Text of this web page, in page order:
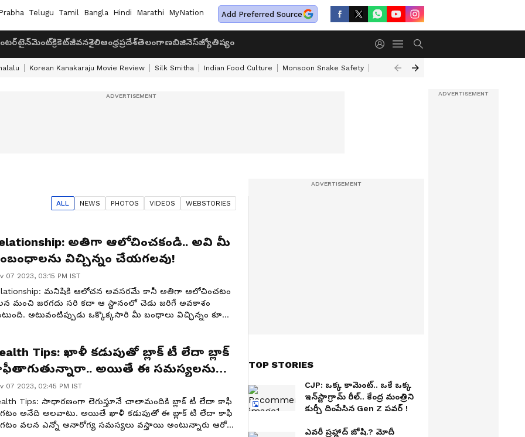
Telugu Tamil Bangla Hindi Marathi MyNation Add Preferred Source
క్రికెట్జీవనశైలిఆంధ్రప్రదేశ్తెలంగాణబిజినెస్జ్యోతిష్యం
Korean Kanakaraju Movie Review Silk Smitha Indian Food Culture Monsoon Snake Safety Akkineni Nageswara Rao
ALL NEWS PHOTOS VIDEOS WEBSTORIES
అతిగా ఆలోచించకండి.. అవి మీ
విచ్చిన్నం చేయగలవు!
07 2023, 03:15 PM IST
మనిషికి ఆలోచన అవసరమే కానీ అతిగా ఆలోచించటం
మంచి జరగదు సరి కదా ఆ స్థానంలో చెడు జరిగే అవకాశం
అటువంటిప్పుడు ఒక్కొక్కసారి మీ బంధాలు విచ్ఛిన్నం కూడా
Tips: ఖాళీ కడుపుతో బ్లాక్ టీ లేదా బ్లాక్
అయితే ఈ సమస్యలను
07 2023, 02:45 PM IST
Tips: సాధారణంగా లెగుస్తూనే చాలామందికి బ్లాక్ టీ లేదా కాఫీ
అనేది అలవాటు. అయితే ఖాళీ కడుపుతో ఈ బ్లాక్ టీ లేదా కాఫీ
వలన ఎన్నో అనారోగ్య సమస్యలు వస్తాయి అంటున్నారు ఆరోగ్య
TOP STORIES
CJP: ఒక్క కామెంట్.. ఒకే ఒక్క
ఇన్‌స్టాగ్రామ్ రీల్.. కేంద్ర మంత్రిని
కుర్చీ దింపేసిన Gen Z పవర్ !
ఎవరీ ప్రహ్లాద్ జోషి.? మోదీ